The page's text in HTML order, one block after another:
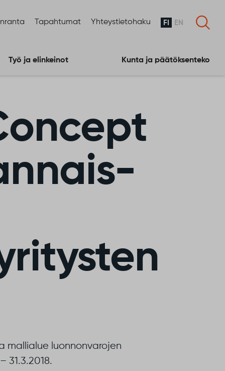
Tapahtumat Yhteystietohaku FI EN
Työ ja elinkeinot Kunta ja päätöksenteko
mallialue luonnonvarojen
31.3.2018.